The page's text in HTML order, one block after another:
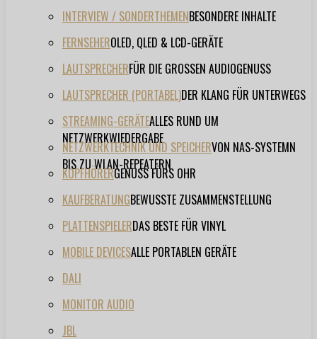
INTERVIEW / SONDERTHEMENBESONDERE INHALTE
FERNSEHEROLED, QLED & LCD-GERÄTE
LAUTSPRECHERFÜR DIE GROSSEN AUDIOGENUSS
LAUTSPRECHER (PORTABEL)DER KLANG FÜR UNTERWEGS
STREAMING-GERÄTEALLES RUND UM
NETZWERKWIEDERGABE
NETZWERKTECHNIK UND SPEICHERVON NAS-SYSTEMN
BIS ZU WLAN-REPEATERN
KOPFHÖRERGENUSS FÜRS OHR
KAUFBERATUNGBEWUSSTE ZUSAMMENSTELLUNG
PLATTENSPIELERDAS BESTE FÜR VINYL
MOBILE DEVICESALLE PORTABLEN GERÄTE
DALI
MONITOR AUDIO
JBL